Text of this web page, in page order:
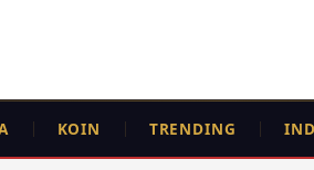
KOIN TRENDING
Keputusan